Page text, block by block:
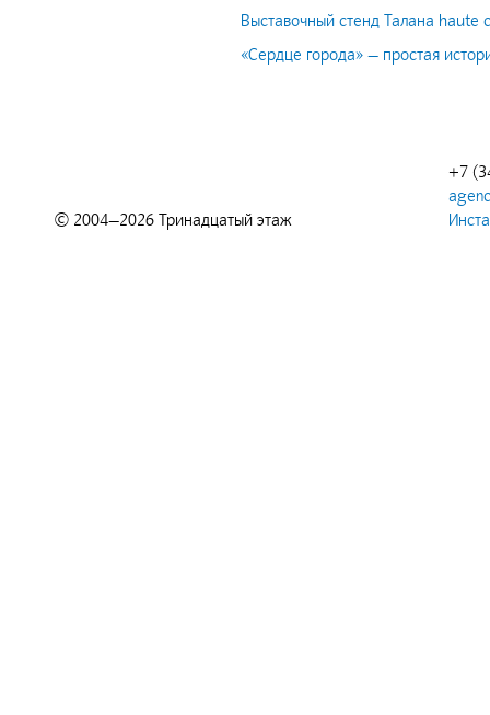
Выставочный стенд Талана haute
«Сердце города» — простая
© 2004—2026 Тринадцатый этаж
+7